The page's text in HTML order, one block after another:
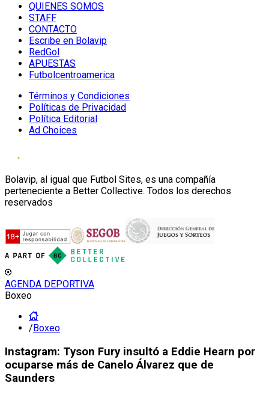
QUIENES SOMOS
STAFF
CONTACTO
Escribe en Bolavip
RedGol
APUESTAS
Futbolcentroamerica
Términos y Condiciones
Políticas de Privacidad
Política Editorial
Ad Choices
Bolavip, al igual que Futbol Sites, es una compañía
perteneciente a Better Collective. Todos los derechos
reservados
AGENDA DEPORTIVA
Boxeo
/Boxeo
Instagram: Tyson Fury insultó a Eddie Hearn por
ocuparse más de Canelo Álvarez que de
Saunders